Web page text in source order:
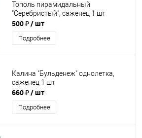
Тополь пирамидальный
"Серебристый", саженец 1 шт
500 ₽/ шт
Подробнее
Калина "Бульденеж" однолетка,
саженец 1 шт
660 ₽/ шт
Подробнее